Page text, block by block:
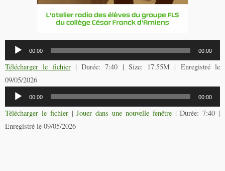
Lecteur
audio
00:00 00:00
Télécharger le fichier| Durée: 7:40 | Size: 17.55M | Enregistré le
09/05/2026
Lecteur
audio
00:00 00:00
Télécharger le fichier|Jouer dans une nouvelle fenêtre|Durée: 7:40 |
Enregistré le 09/05/2026